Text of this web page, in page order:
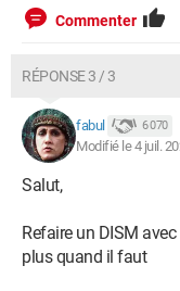
Commenter
RÉPONSE 3 / 3
fabul 6 070
Modifié le 4 juil.
Salut,
Refaire un DISM
plus quand il faut